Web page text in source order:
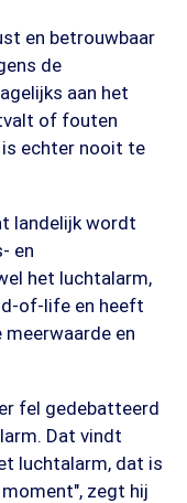
en betrouwbaar
de
aan het
of fouten
echter nooit te
landelijk wordt
en
het luchtalarm,
of-life en heeft
en
fel gedebatteerd
Dat vindt
luchtalarm, dat is
zegt hij